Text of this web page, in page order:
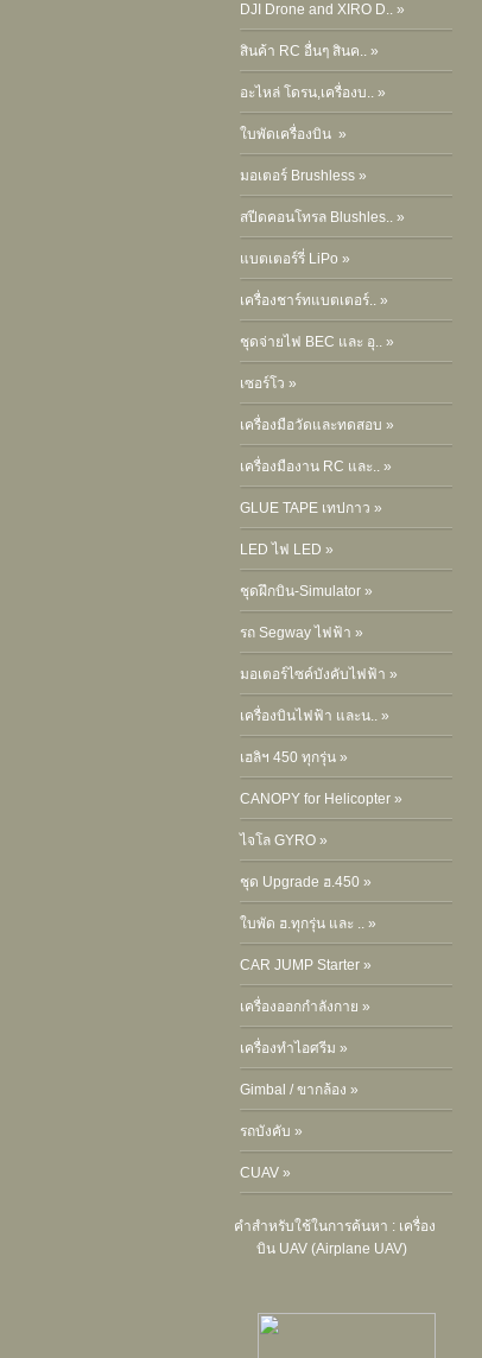
DJI Drone and XIRO D.. »
สินค้า RC อื่นๆ สินค.. »
อะไหล่ โดรน,เครื่องบ.. »
ใบพัดเครื่องบิน »
มอเตอร์ Brushless »
สปีดคอนโทรล Blushles.. »
แบตเตอร์รี่ LiPo »
เครื่องชาร์ทแบตเตอร์.. »
ชุดจ่ายไฟ BEC และ อุ.. »
เซอร์โว »
เครื่องมือวัดและทดสอบ »
เครื่องมืองาน RC และ.. »
GLUE TAPE เทปกาว »
LED ไฟ LED »
ชุดฝึกบิน-Simulator »
รถ Segway ไฟฟ้า »
มอเตอร์ไซค์บังคับไฟฟ้า »
เครื่องบินไฟฟ้า และน.. »
เฮลิฯ 450 ทุกรุ่น »
CANOPY for Helicopter »
ไจโล GYRO »
ชุด Upgrade ฮ.450 »
ใบพัด ฮ.ทุกรุ่น และ .. »
CAR JUMP Starter »
เครื่องออกกำลังกาย »
เครื่องทำไอศรีม »
Gimbal / ขากล้อง »
รถบังคับ »
CUAV »
คำสำหรับใช้ในการค้นหา : เครื่อง
บิน UAV (Airplane UAV)